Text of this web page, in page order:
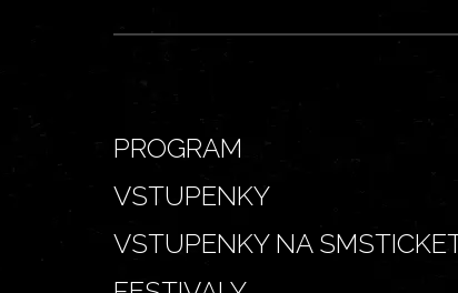
PROGRAM
VSTUPENKY
VSTUPENKY NA